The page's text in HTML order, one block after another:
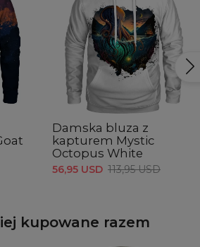
Damska bluza z
kapturem Mystic
Octopus White
56,95 USD 113,95 USD
kupowane razem